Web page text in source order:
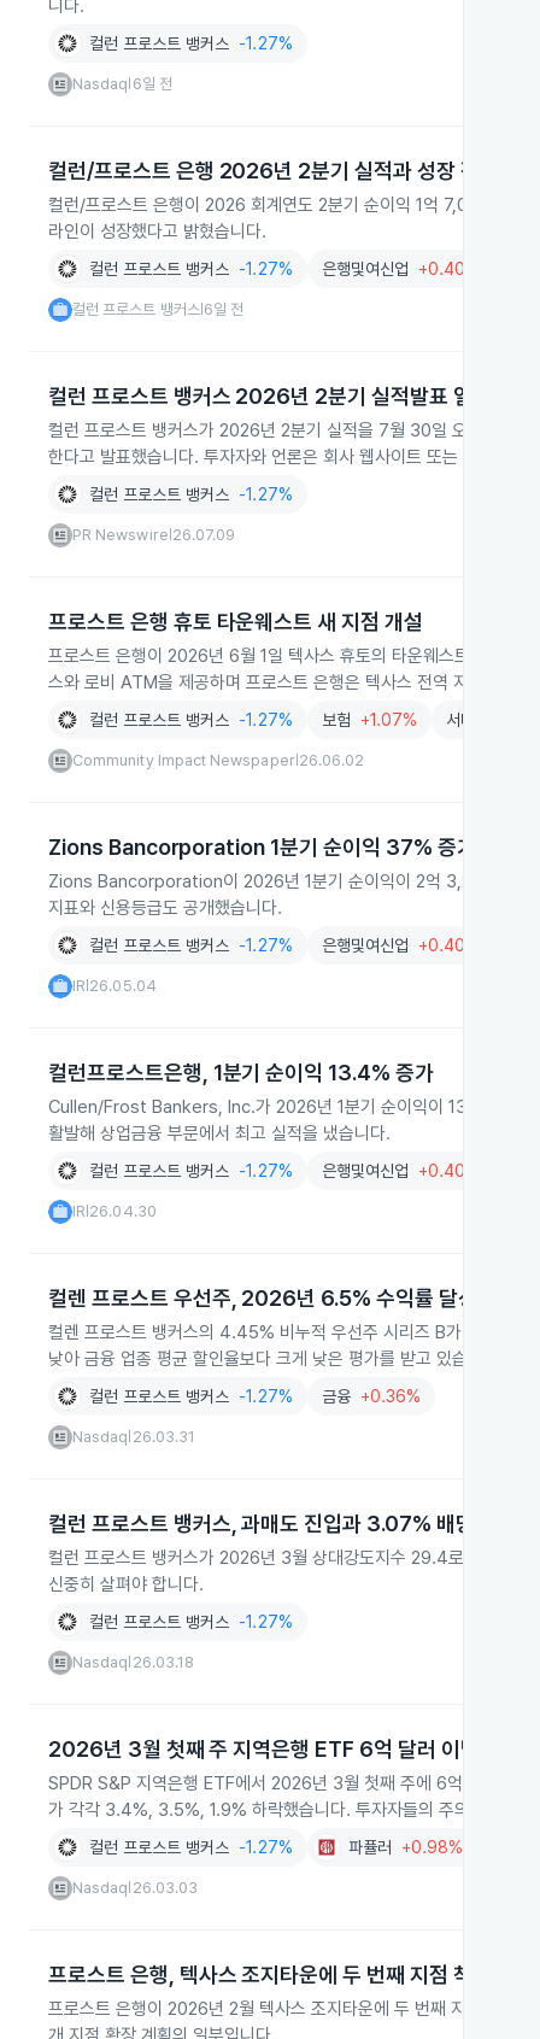
니다.
컬런 프로스트 뱅커스 -1.27%
Nasdaq 6일 전
컬런/프로스트 은행 2026년 2분기 실적과 성장 전략
컬런/프로스트 은행이 2026 회계연도 2분기 순이익 1억 7,040만 달
라인이 성장했다고 밝혔습니다.
컬런 프로스트 뱅커스 -1.27% 은행및여신업 +0.40%
컬런 프로스트 뱅커스 6일 전
컬런 프로스트 뱅커스 2026년 2분기 실적발표 일정
컬런 프로스트 뱅커스가 2026년 2분기 실적을 7월 30일 오전 8시(
한다고 발표했습니다. 투자자와 언론은 회사 웹사이트 또는 전화로
컬런 프로스트 뱅커스 -1.27%
PR Newswire 26.07.09
프로스트 은행 휴토 타운웨스트 새 지점 개설
프로스트 은행이 2026년 6월 1일 텍사스 휴토의 타운웨스트 코먼스
스와 로비 ATM을 제공하며 프로스트 은행은 텍사스 전역 지점 확장
컬런 프로스트 뱅커스 -1.27% 보험 +1.07% 서비스
Community Impact Newspaper| 26.06.02
Zions Bancorporation 1분기 순이익 37% 증가
Zions Bancorporation이 2026년 1분기 순이익이 2억 3,200만 달
지표와 신용등급도 공개했습니다.
컬런 프로스트 뱅커스 -1.27% 은행및여신업 +0.40%
IR 26.05.04
컬런프로스트은행, 1분기 순이익 13.4% 증가
Cullen/Frost Bankers, Inc.가 2026년 1분기 순이익이 13.4% 늘어
활발해 상업금융 부문에서 최고 실적을 냈습니다.
컬런 프로스트 뱅커스 -1.27% 은행및여신업 +0.40%
IR 26.04.30
컬렌 프로스트 우선주, 2026년 6.5% 수익률 달성
컬렌 프로스트 뱅커스의 4.45% 비누적 우선주 시리즈 B가 2026년
낮아 금융 업종 평균 할인율보다 크게 낮은 평가를 받고 있습니다.
컬런 프로스트 뱅커스 -1.27% 금융 +0.36%
Nasdaq 26.03.31
컬런 프로스트 뱅커스, 과매도 진입과 3.07% 배당수익률
컬런 프로스트 뱅커스가 2026년 3월 상대강도지수 29.4로 과매도
신중히 살펴야 합니다.
컬런 프로스트 뱅커스 -1.27%
Nasdaq 26.03.18
2026년 3월 첫째 주 지역은행 ETF 6억 달러 이탈
SPDR S&P 지역은행 ETF에서 2026년 3월 첫째 주에 6억 7,080
가 각각 3.4%, 3.5%, 1.9% 하락했습니다. 투자자들의 주의가 필요
컬런 프로스트 뱅커스 -1.27% 파퓰러 +0.98%
Nasdaq 26.03.03
프로스트 은행, 텍사스 조지타운에 두 번째 지점 착공
프로스트 은행이 2026년 2월 텍사스 조지타운에 두 번째 지점 착공